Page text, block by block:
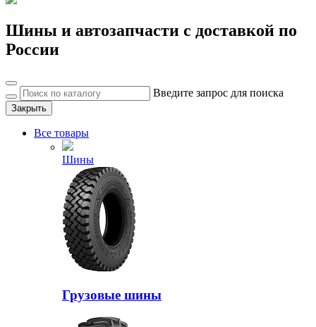
Шины и автозапчасти с доставкой по
России
Введите запрос для поиска
Закрыть
Все товары
Шины
Грузовые шины